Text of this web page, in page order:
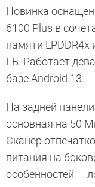
Новинка
6100 Plus в
памяти LPDDR4x
ГБ. Работает
базе Android 13.
На задней
основная на 50
Сканер
питания на
особенностей —